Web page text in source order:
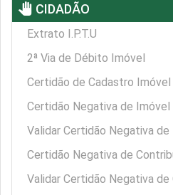
pan_tool CIDADÃO
Extrato I.P.T.U
2ª Via de Débito Imóvel
Certidão de Cadastro Imóvel
Certidão Negativa de Imóvel
Validar Certidão Negativa de
Certidão Negativa de
Validar Certidão Negativa